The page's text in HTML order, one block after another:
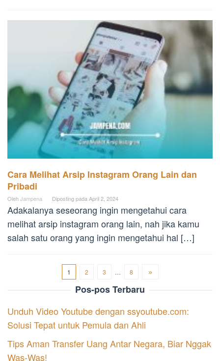
Cara Melihat Arsip Instagram Orang Lain dan
Pribadi
OlehJampena Diposting pada April 2, 2024
Adakalanya seseorang ingin mengetahui cara
melihat arsip instagram orang lain, nah jika kamu
salah satu orang yang ingin mengetahui hal […]
1 2 3 … 8
Pos-pos Terbaru
Unduh Video Youtube dengan ssyoutube.com:
Solusi Tepat untuk Pemula dan Ahli
Tips Aman Transfer Uang Antar Negara, Biar Nggak
Was-Was!